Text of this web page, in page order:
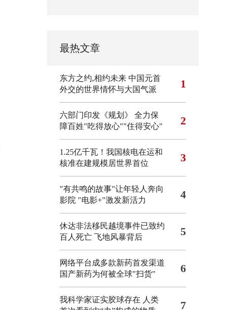
最热文章
东方之约,相约未来 中国元首
外交的世界情怀与大国气派
1
六部门印发《规划》 全力保
障百姓"吃得放心""住得安心"
2
1.25亿千瓦！我国核电在运和
核准在建规模居世界首位
3
"有共鸣的故事"让年轻人奔向
影院 "电影+"激发新活力 4
休达非法移民越境事件已致约
百人死亡 飞地风暴背后 5
网络平台成多款新药首发渠道
国产新药为何被全球"扫货"
6
我科学家证实胶球存在 人类
7